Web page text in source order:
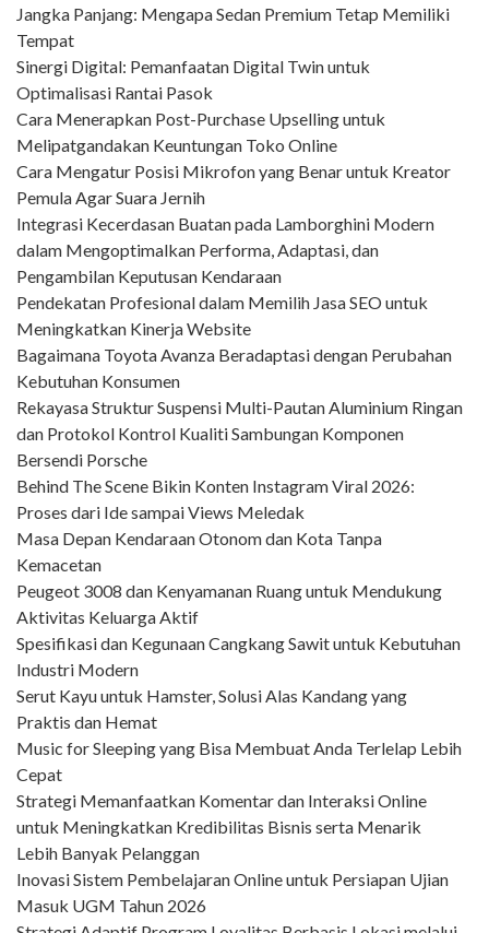
Jangka Panjang: Mengapa Sedan Premium Tetap Memiliki
Tempat
Sinergi Digital: Pemanfaatan Digital Twin untuk
Optimalisasi Rantai Pasok
Cara Menerapkan Post-Purchase Upselling untuk
Melipatgandakan Keuntungan Toko Online
Cara Mengatur Posisi Mikrofon yang Benar untuk Kreator
Pemula Agar Suara Jernih
Integrasi Kecerdasan Buatan pada Lamborghini Modern
dalam Mengoptimalkan Performa, Adaptasi, dan
Pengambilan Keputusan Kendaraan
Pendekatan Profesional dalam Memilih Jasa SEO untuk
Meningkatkan Kinerja Website
Bagaimana Toyota Avanza Beradaptasi dengan Perubahan
Kebutuhan Konsumen
Rekayasa Struktur Suspensi Multi-Pautan Aluminium Ringan
dan Protokol Kontrol Kualiti Sambungan Komponen
Bersendi Porsche
Behind The Scene Bikin Konten Instagram Viral 2026:
Proses dari Ide sampai Views Meledak
Masa Depan Kendaraan Otonom dan Kota Tanpa
Kemacetan
Peugeot 3008 dan Kenyamanan Ruang untuk Mendukung
Aktivitas Keluarga Aktif
Spesifikasi dan Kegunaan Cangkang Sawit untuk Kebutuhan
Industri Modern
Serut Kayu untuk Hamster, Solusi Alas Kandang yang
Praktis dan Hemat
Music for Sleeping yang Bisa Membuat Anda Terlelap Lebih
Cepat
Strategi Memanfaatkan Komentar dan Interaksi Online
untuk Meningkatkan Kredibilitas Bisnis serta Menarik
Lebih Banyak Pelanggan
Inovasi Sistem Pembelajaran Online untuk Persiapan Ujian
Masuk UGM Tahun 2026